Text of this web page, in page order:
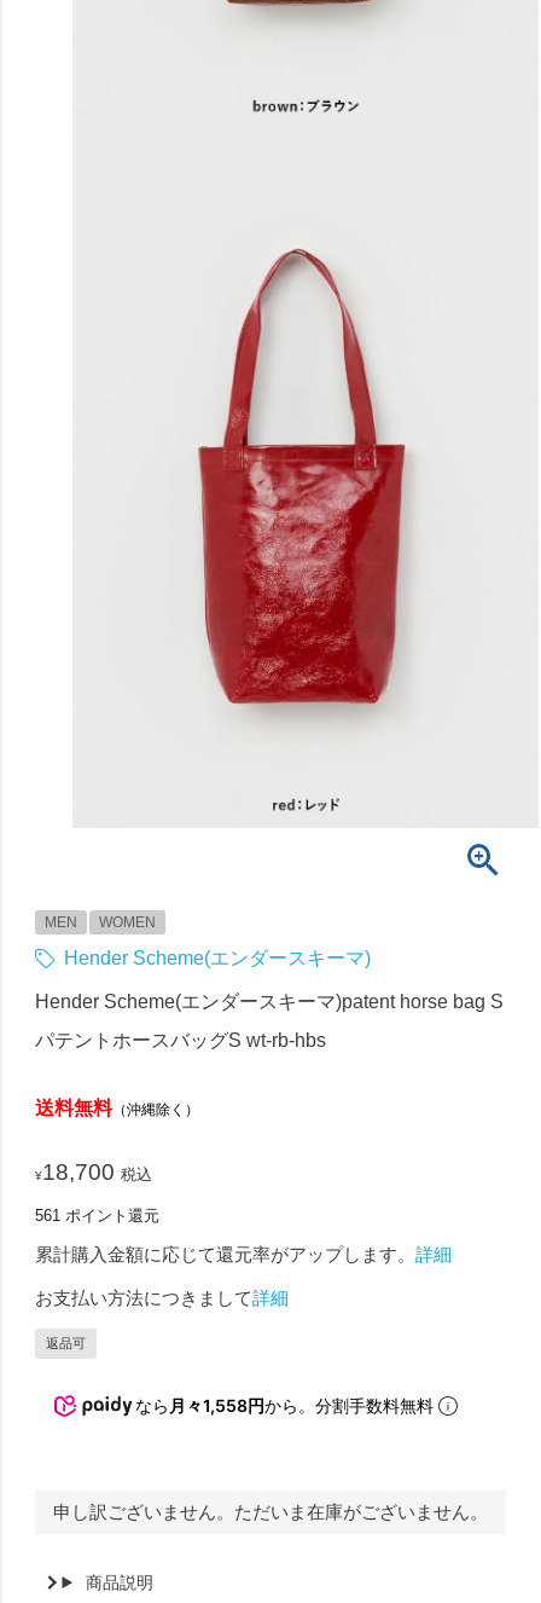
MEN WOMEN
Hender Scheme(エンダースキーマ)
Hender Scheme(エンダースキーマ)patent horse bag S
パテントホースバッグS wt-rb-hbs
送料無料（沖縄除く）
¥18,700 税込
561 ポイント還元
累計購入金額に応じて還元率がアップします。詳細
お支払い方法につきまして詳細
返品可
なら 月々1,558円から。分割手数料無料
申し訳ございません。ただいま在庫がございません。
商品説明